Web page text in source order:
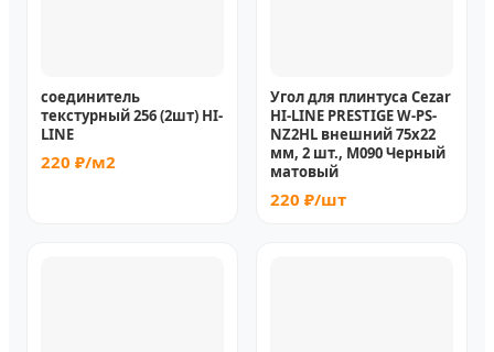
соединитель
текстурный 256 (2шт) HI-
LINE
220 ₽/м2
Угол для плинтуса Cezar
HI-LINE PRESTIGE W-PS-
NZ2HL внешний 75x22
мм, 2 шт., M090 Черный
матовый
220 ₽/шт